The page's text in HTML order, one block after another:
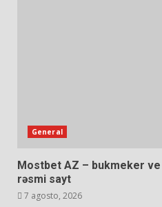
General
Mostbet AZ – bukmeker
rəsmi sayt
7 agosto, 2026